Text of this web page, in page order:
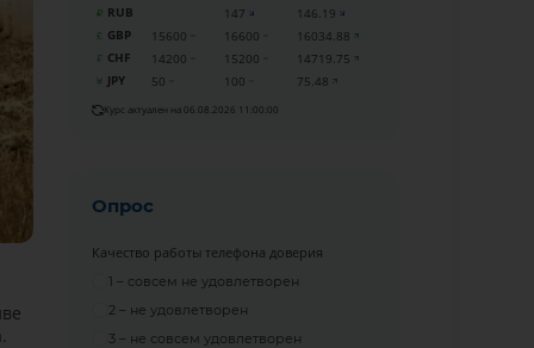
RUB
147
146.19
GBP
15600 16600
16034.88
CHF
14200 15200
14719.75
JPY
50 100 75.48
Курс актуален на 06.08.2026 11:00:00
Опрос
Качество работы телефона доверия
1 – совсем не удовлетворен
2 – не удовлетворен
3 – не совсем удовлетворен